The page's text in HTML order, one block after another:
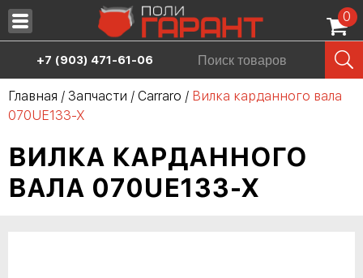
0
Запчасти
Шины
Сервис
Аренда спецтехники
+7 (903) 471-61-06
Главная / Запчасти / Carraro / Вилка карданного вала
070UE133-X
ВИЛКА КАРДАННОГО
ВАЛА 070UE133-X